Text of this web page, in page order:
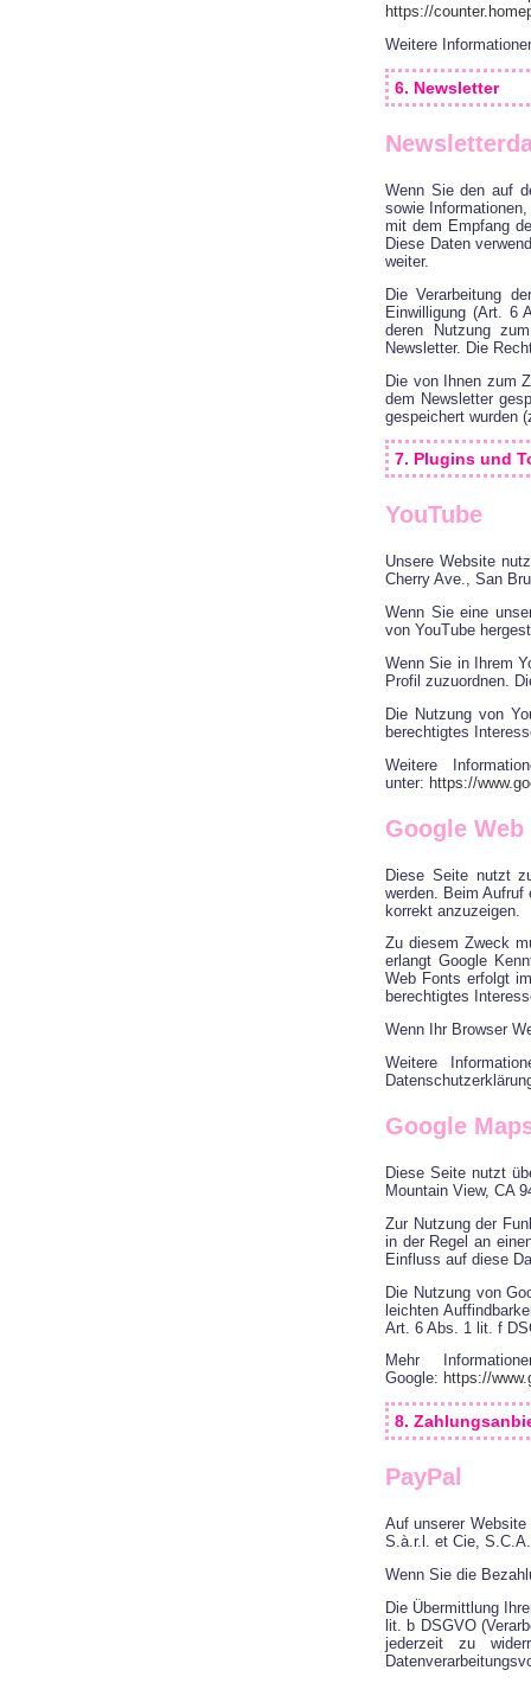
https://
Weitere
6. Newsletter
Wenn Sie den auf
sowie
mit dem Empfang
Diese Daten
weiter.
Die Verarbeitung
Einwilligung (Art. 6
deren Nutzung
Newsletter. Die
Die von Ihnen zum
dem Newsletter
gespeichert wurden
7. Plugins und
YouTube
Unsere Website
Cherry Ave., San
Wenn Sie eine
von YouTube
Wenn Sie in Ihrem
Profil zuzuordnen.
Die Nutzung von
berechtigtes
Weitere
unter: https://
Google
Diese Seite nutzt
werden. Beim Aufruf
korrekt anzuzeigen.
Zu diesem Zweck
erlangt Google
Web Fonts erfolgt
berechtigtes
Wenn Ihr Browser
Weitere
Google
Diese Seite nutzt
Mountain View, CA
Zur Nutzung der
in der Regel an
Einfluss auf diese
Die Nutzung von
leichten
Art. 6 Abs. 1 lit. f
Mehr
Google: https://
8.
PayPal
Auf unserer
S.à.r.l. et Cie,
Wenn Sie die
Die Übermittlung
lit. b DSGVO
jederzeit zu